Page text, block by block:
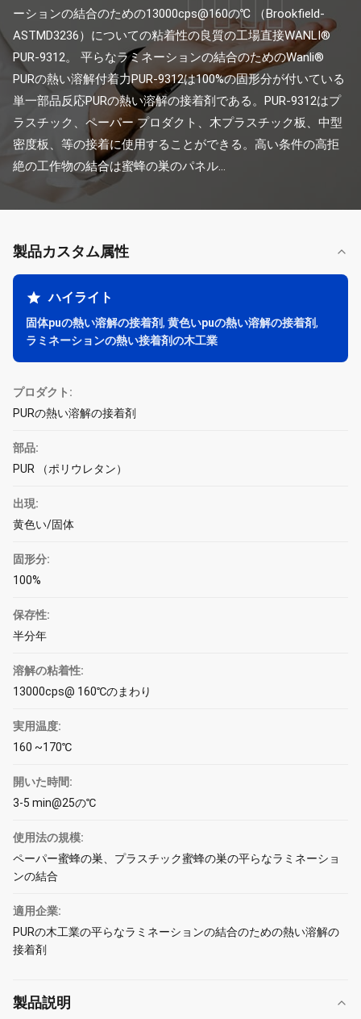
ーションの結合のための13000cps@160の℃ （Brookfield-
ASTMD3236）についての粘着性の良質の工場直接WANLI®
PUR-9312。 平らなラミネーションの結合のためのWanli®
PURの熱い溶解付着力PUR-9312は100%の固形分が付いている
単一部品反応PURの熱い溶解の接着剤である。PUR-9312はプ
ラスチック、ペーパー プロダクト、木プラスチック板、中型
密度板、等の接着に使用することができる。高い条件の高拒
絶の工作物の結合は蜜蜂の巣のパネル...
製品カスタム属性
ハイライト
固体puの熱い溶解の接着剤, 黄色いpuの熱い溶解の接着剤,
ラミネーションの熱い接着剤の木工業
プロダクト:
PURの熱い溶解の接着剤
部品:
PUR （ポリウレタン）
出現:
黄色い/固体
固形分:
100%
保存性:
半分年
溶解の粘着性:
13000cps@ 160℃のまわり
実用温度:
160 ~170℃
開いた時間:
3-5 min@25の℃
使用法の規模:
ペーパー蜜蜂の巣、プラスチック蜜蜂の巣の平らなラミネーショ
ンの結合
適用企業:
PURの木工業の平らなラミネーションの結合のための熱い溶解の
接着剤
製品説明